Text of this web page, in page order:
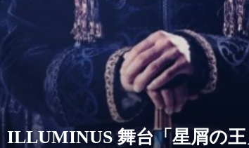
ILLUMINUS 舞台「星屑の王